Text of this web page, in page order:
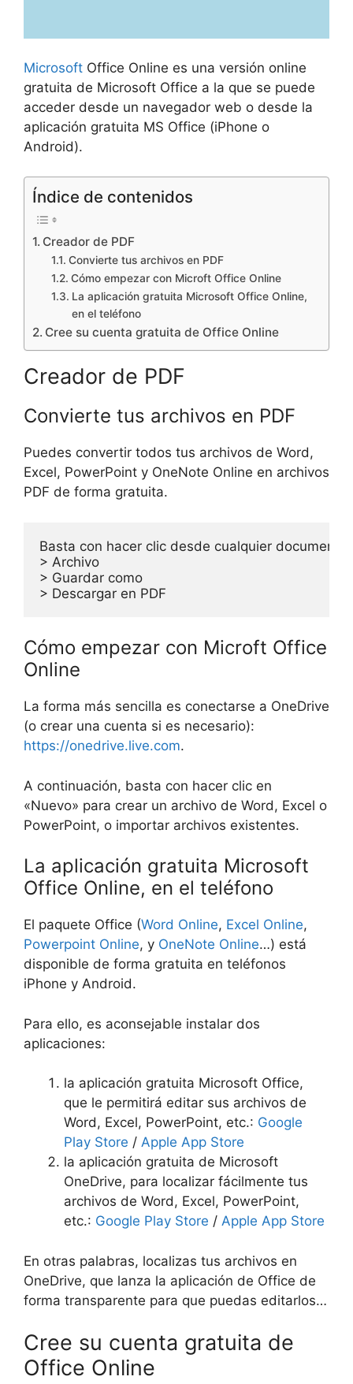
Microsoft Office Online es una versión online
gratuita de Microsoft Office a la que se puede
acceder desde un navegador web o desde la
aplicación gratuita MS Office (iPhone o
Android).
Índice de contenidos
Creador de PDF
Convierte tus archivos en PDF
Cómo empezar con Microft Office Online
La aplicación gratuita Microsoft Office Online,
en el teléfono
Cree su cuenta gratuita de Office Online
Creador de PDF
Convierte tus archivos en PDF
Puedes convertir todos tus archivos de Word,
Excel, PowerPoint y OneNote Online en archivos
PDF de forma gratuita.
Basta con hacer clic desde cualquier documento
> Archivo
> Guardar como
> Descargar en PDF
Cómo empezar con Microft Office
Online
La forma más sencilla es conectarse a OneDrive
(o crear una cuenta si es necesario):
https://onedrive.live.com.
A continuación, basta con hacer clic en
«Nuevo» para crear un archivo de Word, Excel o
PowerPoint, o importar archivos existentes.
La aplicación gratuita Microsoft
Office Online, en el teléfono
El paquete Office (Word Online, Excel Online,
Powerpoint Online, y OneNote Online…) está
disponible de forma gratuita en teléfonos
iPhone y Android.
Para ello, es aconsejable instalar dos
aplicaciones:
la aplicación gratuita Microsoft Office,
que le permitirá editar sus archivos de
Word, Excel, PowerPoint, etc.: Google
Play Store / Apple App Store
la aplicación gratuita de Microsoft
OneDrive, para localizar fácilmente tus
archivos de Word, Excel, PowerPoint,
etc.: Google Play Store / Apple App Store
En otras palabras, localizas tus archivos en
OneDrive, que lanza la aplicación de Office de
forma transparente para que puedas editarlos…
Cree su cuenta gratuita de
Office Online